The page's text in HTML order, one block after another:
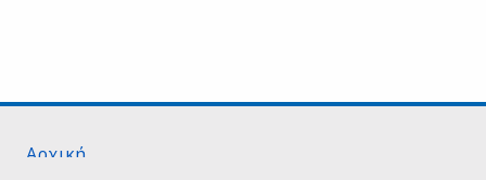
Αρχική